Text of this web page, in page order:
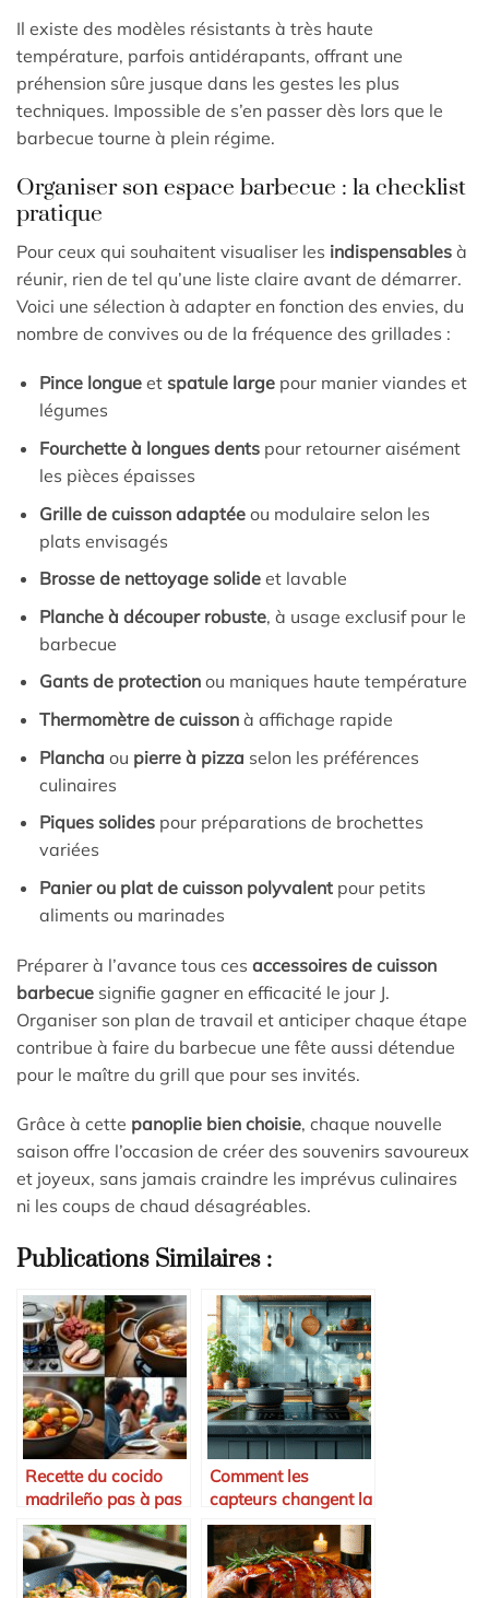
Il existe des modèles résistants à très haute
température, parfois antidérapants, offrant une
préhension sûre jusque dans les gestes les plus
techniques. Impossible de s’en passer dès lors que le
barbecue tourne à plein régime.
Organiser son espace barbecue : la checklist
pratique
Pour ceux qui souhaitent visualiser les indispensables à
réunir, rien de tel qu’une liste claire avant de démarrer.
Voici une sélection à adapter en fonction des envies, du
nombre de convives ou de la fréquence des grillades :
Pince longueet spatule largepour manier viandes et
légumes
Fourchette à longues dentspour retourner aisément
les pièces épaisses
Grille de cuisson adaptéeou modulaire selon les
plats envisagés
Brosse de nettoyage solideet lavable
Planche à découper robuste, à usage exclusif pour le
barbecue
Gants de protectionou maniques haute température
Thermomètre de cuissonà affichage rapide
Plancha ou pierre à pizza selon les préférences
culinaires
Piques solidespour préparations de brochettes
variées
Panier ou plat de cuisson polyvalentpour petits
aliments ou marinades
Préparer à l’avance tous ces accessoires de cuisson
barbecue signifie gagner en efficacité le jour J.
Organiser son plan de travail et anticiper chaque étape
contribue à faire du barbecue une fête aussi détendue
pour le maître du grill que pour ses invités.
Grâce à cette panoplie bien choisie, chaque nouvelle
saison offre l’occasion de créer des souvenirs savoureux
et joyeux, sans jamais craindre les imprévus culinaires
ni les coups de chaud désagréables.
Publications Similaires :
Recette du cocido
madrileño pas à pas
Comment les
capteurs changent la
cuisson en Espagne